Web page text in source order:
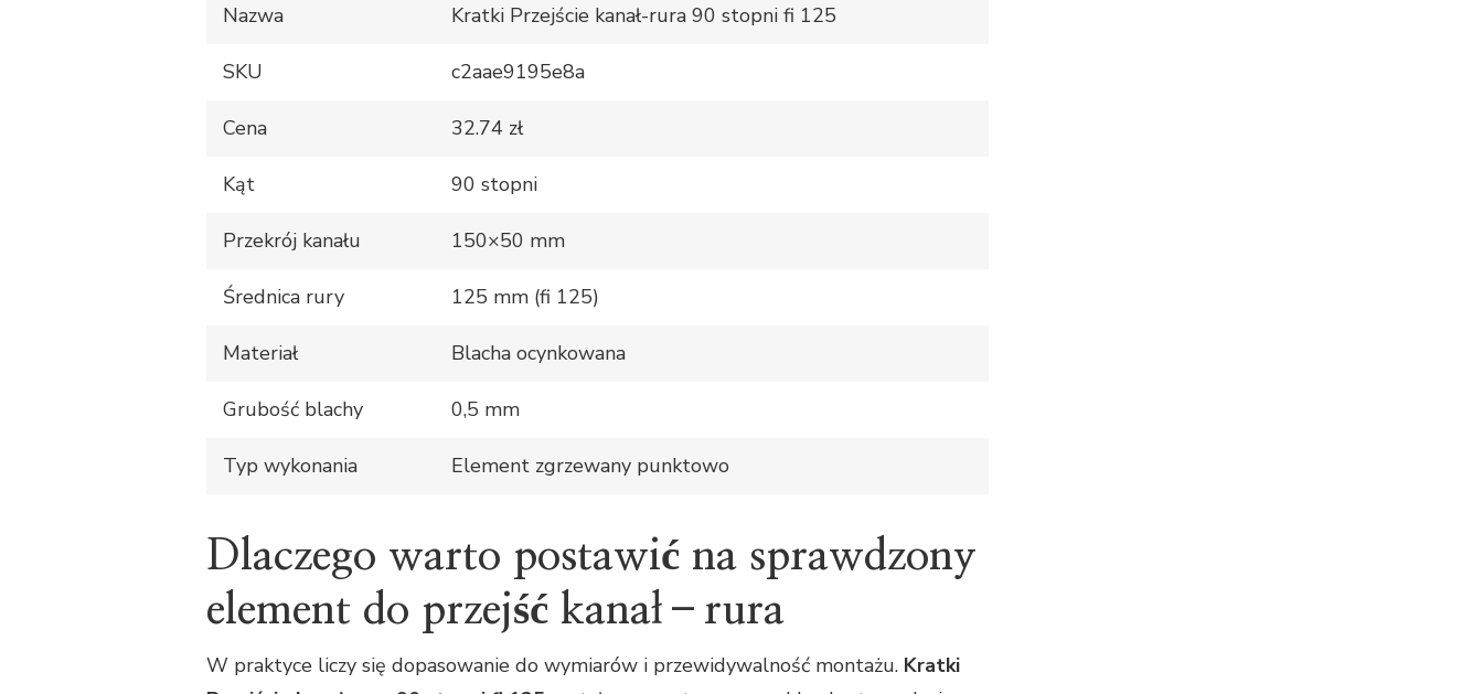
Nazwa Kratki Przejście kanał-rura 90 stopni fi 125
SKU c2aae9195e8a
Cena 32.74 zł
Kąt 90 stopni
Przekrój kanału 150×50 mm
Średnica rury 125 mm (fi 125)
Materiał Blacha ocynkowana
Grubość blachy 0,5 mm
Typ wykonania Element zgrzewany punktowo
Dlaczego warto postawić na sprawdzony
element do przejść kanał–rura
W praktyce liczy się dopasowanie do wymiarów i przewidywalność montażu. Kratki